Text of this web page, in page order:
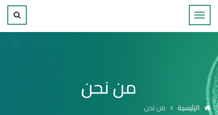
من نحن
الرئيسية من نحن